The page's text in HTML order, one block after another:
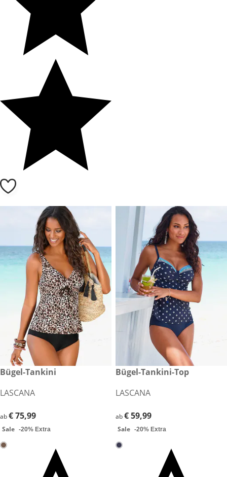
€ 75,99
Sale
Bügel-Tankini
LASCANA
€ 75,99
ab€ 75,99
Sale -20% Extra
€ 59,99
Sale
Bügel-Tankini-Top
LASCANA
€ 59,99
ab€ 59,99
Sale -20% Extra